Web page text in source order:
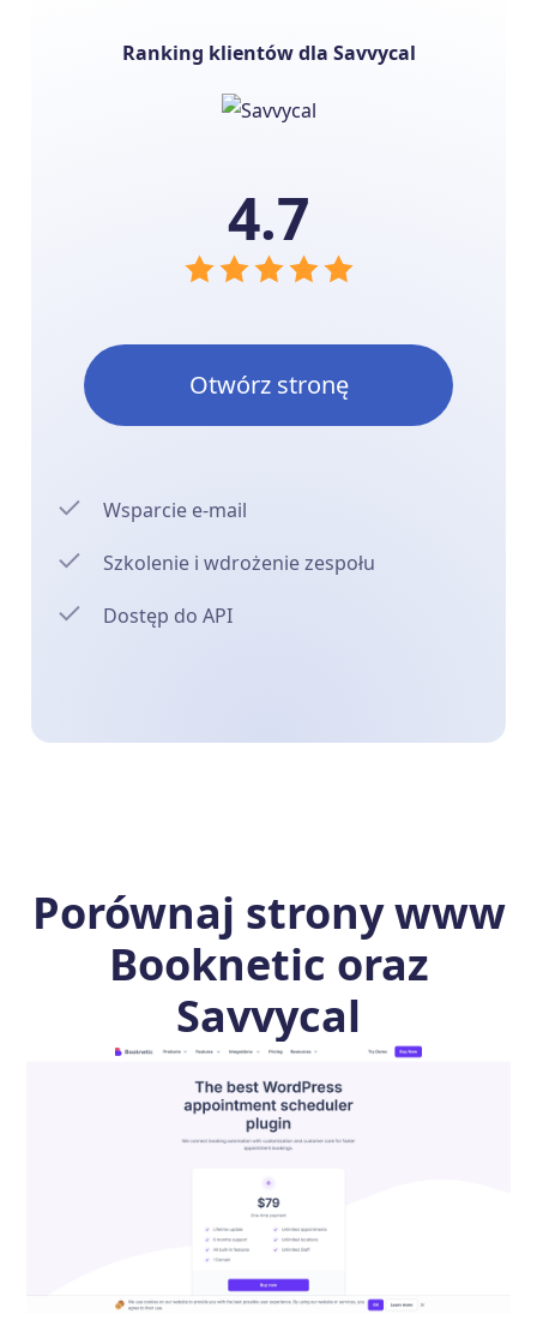
Ranking klientów dla Savvycal
4.7
Otwórz stronę
Wsparcie e-mail
Szkolenie i wdrożenie zespołu
Dostęp do API
Porównaj strony www
Booknetic oraz
Savvycal